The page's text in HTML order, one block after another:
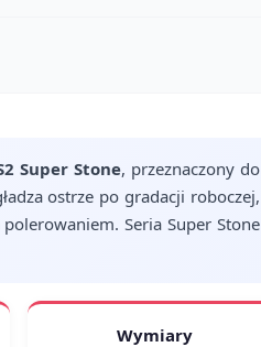
Super Stone, przeznaczony do
ostrze po gradacji roboczej,
Seria Super Stone
Wymiary